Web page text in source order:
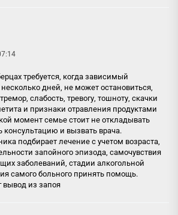
требуется, когда зависимый
несколько дней, не может остановиться,
слабость, тревогу, тошноту, скачки
и признаки отравления продуктами
момент семье стоит не откладывать
консультацию и вызвать врача.
подбирает лечение с учетом возраста,
запойного эпизода, самочувствия
заболеваний, стадии алкогольной
самого больного принять помощь.
вывод из запоя